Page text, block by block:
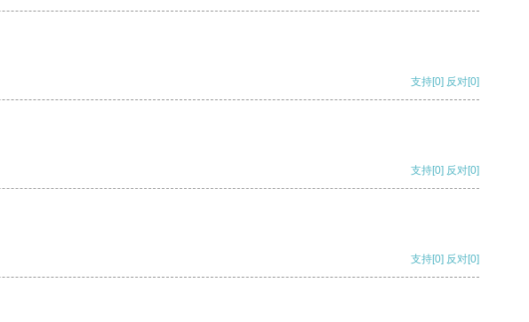
支持[0] 反对[0]
支持[0] 反对[0]
支持[0] 反对[0]